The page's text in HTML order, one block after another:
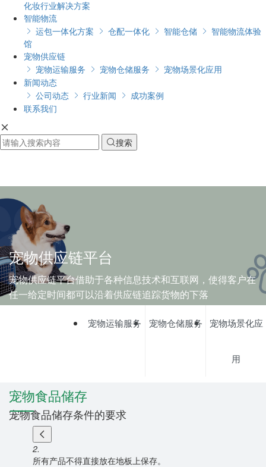
化妆行业解决方案
智能物流
 运包一体化方案  仓配一体化  智能仓储 
智能物流体验
馆
宠物供应链
 宠物运输服务  宠物仓储服务 
宠物场景化应用
新闻动态
 公司动态  行业新闻 
成功案例
联系我们

搜索
宠物供应链平台
宠物供应链平台借助于各种信息技术和互联网，使得客户在
任一给定时间都可以沿着供应链追踪货物的下落
宠物运输服务 宠物仓储服务 宠物场景化应
用
宠物食品储存
宠物食品储存条件的要求
2.
所有产品不得直接放在地板上保存。